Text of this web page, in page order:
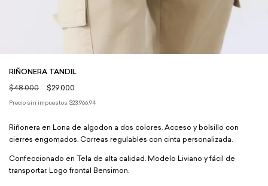
RIÑONERA TANDIL
$48.000 $29.000
Precio sin impuestos $23.966,94
Riñonera en Lona de algodon a dos colores. Acceso y bolsillo con
cierres engomados. Correas regulables con cinta personalizada.
Confeccionado en Tela de alta calidad. Modelo Liviano y fácil de
transportar. Logo frontal Bensimon.